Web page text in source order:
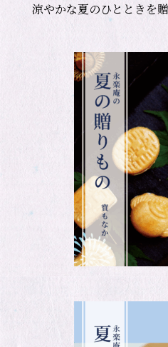
涼やかな夏のひとときを贈